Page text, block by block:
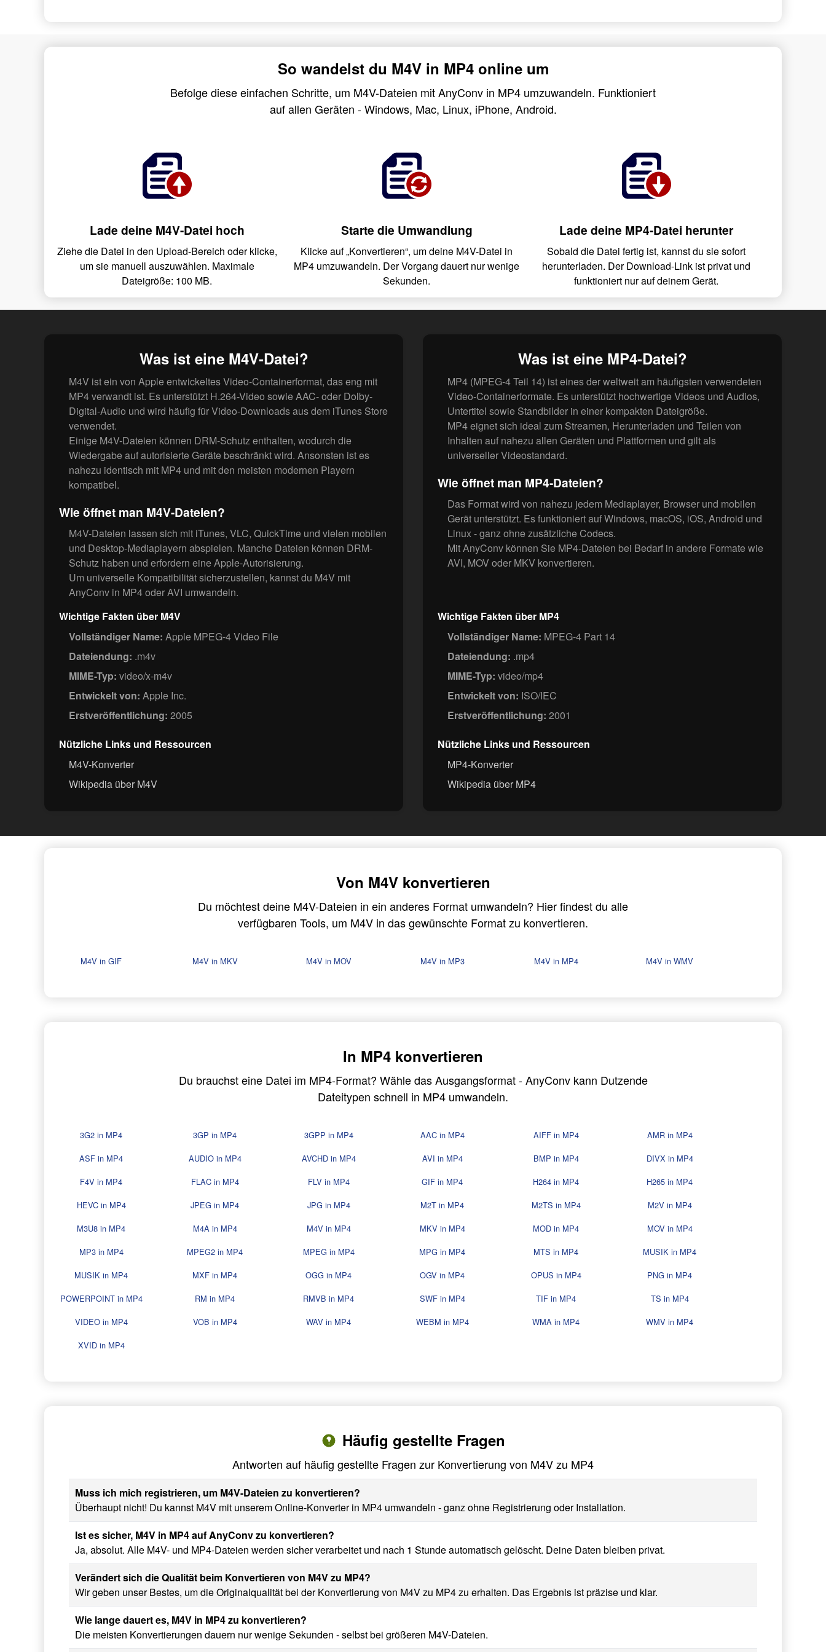
So wandelst du M4V in MP4 online um
Befolge diese einfachen Schritte, um M4V-Dateien mit AnyConv in MP4 umzuwandeln. Funktioniert
auf allen Geräten - Windows, Mac, Linux, iPhone, Android.
Lade deine M4V-Datei hoch
Ziehe die Datei in den Upload-Bereich oder klicke,
um sie manuell auszuwählen. Maximale
Dateigröße: 100 MB.
Starte die Umwandlung
Klicke auf „Konvertieren“, um deine M4V-Datei in
MP4 umzuwandeln. Der Vorgang dauert nur wenige
Sekunden.
Lade deine MP4-Datei herunter
Sobald die Datei fertig ist, kannst du sie sofort
herunterladen. Der Download-Link ist privat und
funktioniert nur auf deinem Gerät.
Was ist eine M4V-Datei?
M4V ist ein von Apple entwickeltes Video-Containerformat, das eng mit
MP4 verwandt ist. Es unterstützt H.264-Video sowie AAC- oder Dolby-
Digital-Audio und wird häufig für Video-Downloads aus dem iTunes Store
verwendet.
Einige M4V-Dateien können DRM-Schutz enthalten, wodurch die
Wiedergabe auf autorisierte Geräte beschränkt wird. Ansonsten ist es
nahezu identisch mit MP4 und mit den meisten modernen Playern
kompatibel.
Wie öffnet man M4V-Dateien?
M4V-Dateien lassen sich mit iTunes, VLC, QuickTime und vielen mobilen
und Desktop-Mediaplayern abspielen. Manche Dateien können DRM-
Schutz haben und erfordern eine Apple-Autorisierung.
Um universelle Kompatibilität sicherzustellen, kannst du M4V mit
AnyConv in MP4 oder AVI umwandeln.
Wichtige Fakten über M4V
Vollständiger Name: Apple MPEG-4 Video File
Dateiendung: .m4v
MIME-Typ: video/x-m4v
Entwickelt von: Apple Inc.
Erstveröffentlichung: 2005
Nützliche Links und Ressourcen
M4V-Konverter
Wikipedia über M4V
Was ist eine MP4-Datei?
MP4 (MPEG-4 Teil 14) ist eines der weltweit am häufigsten verwendeten
Video-Containerformate. Es unterstützt hochwertige Videos und Audios,
Untertitel sowie Standbilder in einer kompakten Dateigröße.
MP4 eignet sich ideal zum Streamen, Herunterladen und Teilen von
Inhalten auf nahezu allen Geräten und Plattformen und gilt als
universeller Videostandard.
Wie öffnet man MP4-Dateien?
Das Format wird von nahezu jedem Mediaplayer, Browser und mobilen
Gerät unterstützt. Es funktioniert auf Windows, macOS, iOS, Android und
Linux - ganz ohne zusätzliche Codecs.
Mit AnyConv können Sie MP4-Dateien bei Bedarf in andere Formate wie
AVI, MOV oder MKV konvertieren.
Wichtige Fakten über MP4
Vollständiger Name: MPEG-4 Part 14
Dateiendung: .mp4
MIME-Typ: video/mp4
Entwickelt von: ISO/IEC
Erstveröffentlichung: 2001
Nützliche Links und Ressourcen
MP4-Konverter
Wikipedia über MP4
Von M4V konvertieren
Du möchtest deine M4V-Dateien in ein anderes Format umwandeln? Hier findest du alle
verfügbaren Tools, um M4V in das gewünschte Format zu konvertieren.
M4V in GIF M4V in MKV M4V in MOV M4V in MP3 M4V in MP4 M4V in WMV
In MP4 konvertieren
Du brauchst eine Datei im MP4-Format? Wähle das Ausgangsformat - AnyConv kann Dutzende
Dateitypen schnell in MP4 umwandeln.
3G2 in MP4 3GP in MP4 3GPP in MP4 AAC in MP4 AIFF in MP4
AMR in MP4
ASF in MP4
AUDIO in MP4 AVCHD in MP4 AVI in MP4 BMP in MP4
DIVX in MP4
F4V in MP4
FLAC in MP4 FLV in MP4 GIF in MP4 H264 in MP4
H265 in MP4
HEVC in MP4
JPEG in MP4 JPG in MP4 M2T in MP4 M2TS in MP4
M2V in MP4
M3U8 in MP4
M4A in MP4 M4V in MP4 MKV in MP4 MOD in MP4
MOV in MP4
MP3 in MP4
MPEG2 in MP4 MPEG in MP4 MPG in MP4 MTS in MP4
MUSIK in MP4
MUSIK in MP4
MXF in MP4 OGG in MP4 OGV in MP4 OPUS in MP4
PNG in MP4
POWERPOINT in MP4
RM in MP4 RMVB in MP4 SWF in MP4 TIF in MP4
TS in MP4
VIDEO in MP4
VOB in MP4 WAV in MP4 WEBM in MP4 WMA in MP4
WMV in MP4
XVID in MP4
Häufig gestellte Fragen
Antworten auf häufig gestellte Fragen zur Konvertierung von M4V zu MP4
Muss ich mich registrieren, um M4V-Dateien zu konvertieren?
Überhaupt nicht! Du kannst M4V mit unserem Online-Konverter in MP4 umwandeln - ganz ohne Registrierung oder Installation.
Ist es sicher, M4V in MP4 auf AnyConv zu konvertieren?
Ja, absolut. Alle M4V- und MP4-Dateien werden sicher verarbeitet und nach 1 Stunde automatisch gelöscht. Deine Daten bleiben privat.
Verändert sich die Qualität beim Konvertieren von M4V zu MP4?
Wir geben unser Bestes, um die Originalqualität bei der Konvertierung von M4V zu MP4 zu erhalten. Das Ergebnis ist präzise und klar.
Wie lange dauert es, M4V in MP4 zu konvertieren?
Die meisten Konvertierungen dauern nur wenige Sekunden - selbst bei größeren M4V-Dateien.